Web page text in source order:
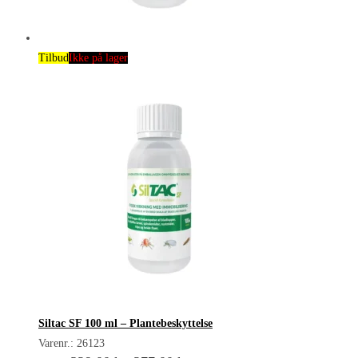
TilbudIkke på lager
Siltac SF 100 ml – Plantebeskyttelse
Varenr.: 26123